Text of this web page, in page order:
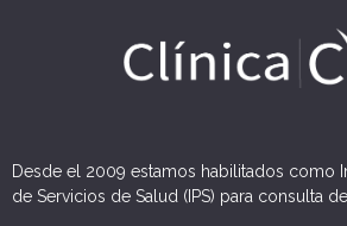
Desde el 2009 estamos habilitados como
de Servicios de Salud (IPS) para consulta